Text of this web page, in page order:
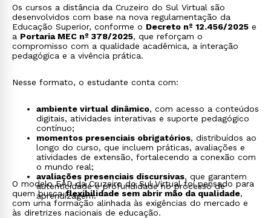
Os cursos a distância da Cruzeiro do Sul Virtual são
desenvolvidos com base na nova regulamentação da
Educação Superior, conforme o Decreto nº 12.456/2025 e
a Portaria MEC nº 378/2025, que reforçam o
compromisso com a qualidade acadêmica, a interação
pedagógica e a vivência prática.
Nesse formato, o estudante conta com:
ambiente virtual dinâmico, com acesso a conteúdos
digitais, atividades interativas e suporte pedagógico
contínuo;
momentos presenciais obrigatórios, distribuídos ao
longo do curso, que incluem práticas, avaliações e
atividades de extensão, fortalecendo a conexão com
o mundo real;
avaliações presenciais discursivas, que garantem
autenticidade e profundidade no processo de
aprendizagem.
O modelo EAD da Cruzeiro do Sul Virtual foi pensado para
quem buscaflexibilidade sem abrir mão da qualidade,
com uma formação alinhada às exigências do mercado e
às diretrizes nacionais de educação.